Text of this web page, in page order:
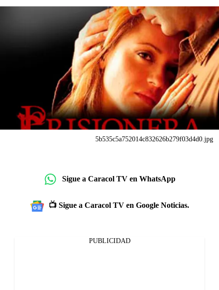
5b535c5a752014c832626b279f03d4d0.jpg
Sigue a Caracol TV en WhatsApp
📺 Sigue a Caracol TV en Google Noticias.
PUBLICIDAD